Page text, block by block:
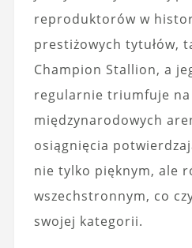
reproduktorów w
prestiżowych tytułów,
Champion Stallion, a
regularnie triumfuje na
międzynarodowych
osiągnięcia
nie tylko pięknym, ale
wszechstronnym, co
swojej kategorii.